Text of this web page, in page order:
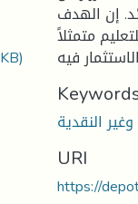
إن الهدف
متمثلاً
النقدية
URI
https://